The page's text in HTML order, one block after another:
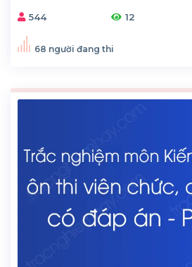
544 12
68 người đang thi